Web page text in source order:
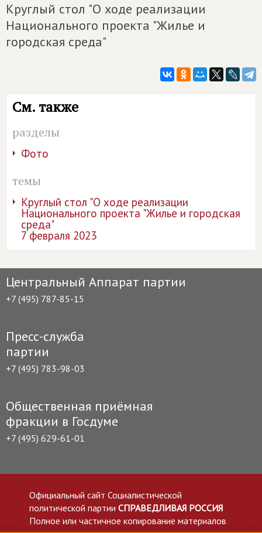
Круглый стол "О ходе реализации
Национального проекта "Жилье и
городская среда"
См. также
разделы
Фото
темы
Круглый стол "О ходе реализации
Национального проекта "Жилье и городская
среда"
7 февраля 2023
Центральный Аппарат партии
+7 (495) 787-85-15
Пресс-служба
партии
+7 (495) 783-98-03
Общественная приёмная
фракции в Госдуме
+7 (495) 629-61-01
Официальный сайт Социалистической
политической партии СПРАВЕДЛИВАЯ РОССИЯ
Полное или частичное копирование материалов